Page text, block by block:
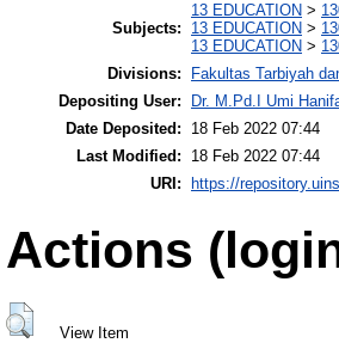
Subjects:
13 EDUCATION >
13 EDUCATION >
13 EDUCATION >
Divisions:
Fakultas Tarbiyah
Depositing User:
Dr. M.Pd.I Umi
Date Deposited:
18 Feb 2022 07:44
Last Modified:
18 Feb 2022 07:44
URI:
https://
Actions
View Item